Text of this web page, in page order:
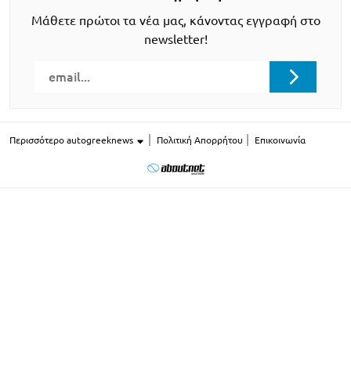
Μάθετε πρώτοι τα νέα μας, κάνοντας εγγραφή στο
newsletter!
Περισσότερο autogreeknews Πολιτική Απορρήτου Επικοινωνία